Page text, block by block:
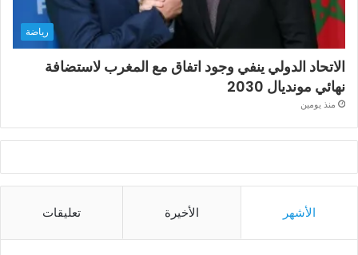
رياضة
الاتحاد الدولي ينفي وجود اتفاق مع المغرب لاستضافة
نهائي مونديال 2030
منذ يومين
الأشهر الأخيرة تعليقات